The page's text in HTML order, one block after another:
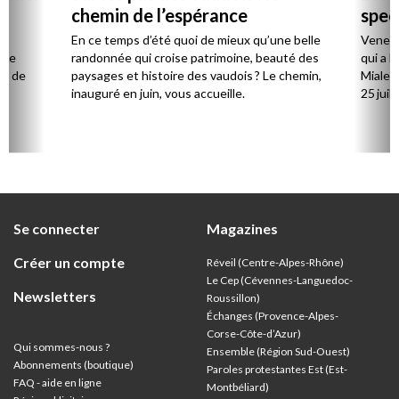
de
chemin de l’espérance
En ce temps d’été quoi de mieux qu’une belle
randonnée qui croise patrimoine, beauté des
paysages et histoire des vaudois ? Le chemin,
inauguré en juin, vous accueille.
qui a
25
Se connecter
Créer un compte
Newsletters
Qui sommes-nous ?
Abonnements (boutique)
FAQ - aide en ligne
Magazines
Réveil (Centre-Alpes-Rhône)
Le Cep (Cévennes-Languedoc-
Roussillon)
Échanges (Provence-Alpes-
Corse-Côte-d’Azur)
Ensemble (Région Sud-Ouest)
Paroles protestantes Est (Est-
Montbéliard)